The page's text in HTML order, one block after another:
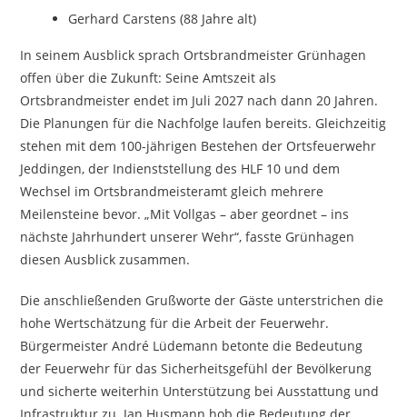
Gerhard Carstens (88 Jahre alt)
In seinem Ausblick sprach Ortsbrandmeister Grünhagen
offen über die Zukunft: Seine Amtszeit als
Ortsbrandmeister endet im Juli 2027 nach dann 20 Jahren.
Die Planungen für die Nachfolge laufen bereits. Gleichzeitig
stehen mit dem 100-jährigen Bestehen der Ortsfeuerwehr
Jeddingen, der Indienststellung des HLF 10 und dem
Wechsel im Ortsbrandmeisteramt gleich mehrere
Meilensteine bevor. „Mit Vollgas – aber geordnet – ins
nächste Jahrhundert unserer Wehr“, fasste Grünhagen
diesen Ausblick zusammen.
Die anschließenden Grußworte der Gäste unterstrichen die
hohe Wertschätzung für die Arbeit der Feuerwehr.
Bürgermeister André Lüdemann betonte die Bedeutung
der Feuerwehr für das Sicherheitsgefühl der Bevölkerung
und sicherte weiterhin Unterstützung bei Ausstattung und